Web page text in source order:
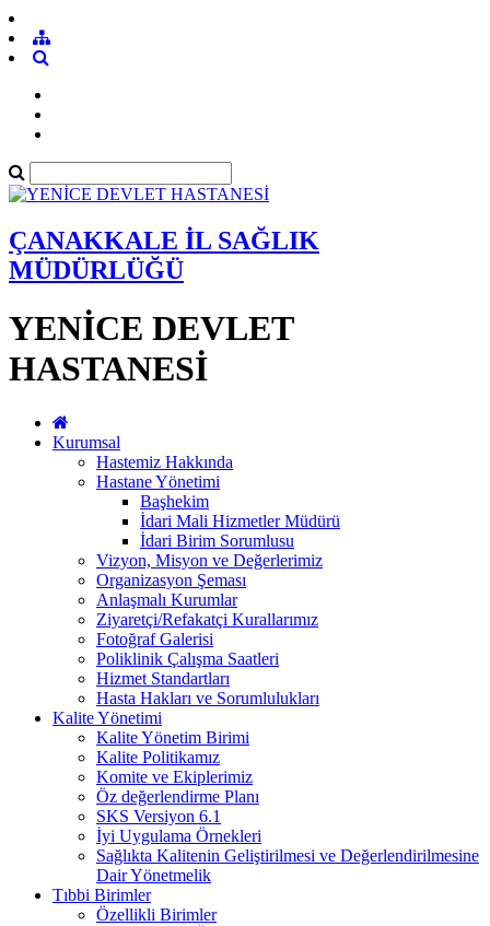
ÇANAKKALE İL SAĞLIK
MÜDÜRLÜĞÜ
YENİCE DEVLET
HASTANESİ
Kurumsal
Hastemiz Hakkında
Hastane Yönetimi
Başhekim
İdari Mali Hizmetler Müdürü
İdari Birim Sorumlusu
Vizyon, Misyon ve Değerlerimiz
Organizasyon Şeması
Anlaşmalı Kurumlar
Ziyaretçi/Refakatçi Kurallarımız
Fotoğraf Galerisi
Poliklinik Çalışma Saatleri
Hizmet Standartları
Hasta Hakları ve Sorumlulukları
Kalite Yönetimi
Kalite Yönetim Birimi
Kalite Politikamız
Komite ve Ekiplerimiz
Öz değerlendirme Planı
SKS Versiyon 6.1
İyi Uygulama Örnekleri
Sağlıkta Kalitenin Geliştirilmesi ve Değerlendirilmesine
Dair Yönetmelik
Tıbbi Birimler
Özellikli Birimler